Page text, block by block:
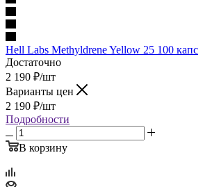
Hell Labs Methyldrene Yellow 25 100 капс
Достаточно
2 190 ₽/шт
Варианты цен
2 190 ₽/шт
Подробности
В корзину